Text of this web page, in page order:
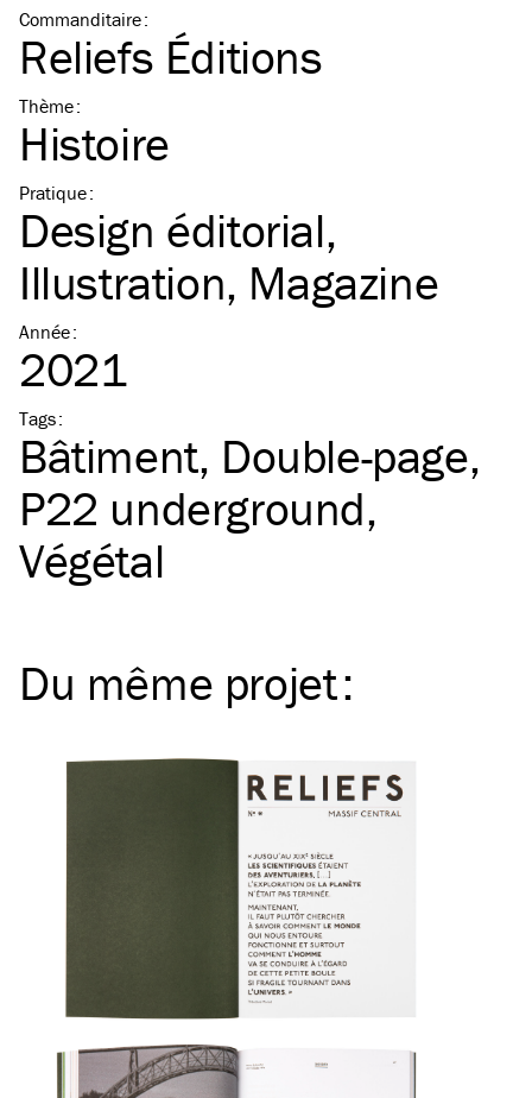
Commanditaire:
Reliefs Éditions
Thème:
Histoire
Pratique:
Design éditorial
Illustration Magazine
Année:
2021
Tags:
Bâtiment Double-page
P22 underground
Végétal
Du même projet: